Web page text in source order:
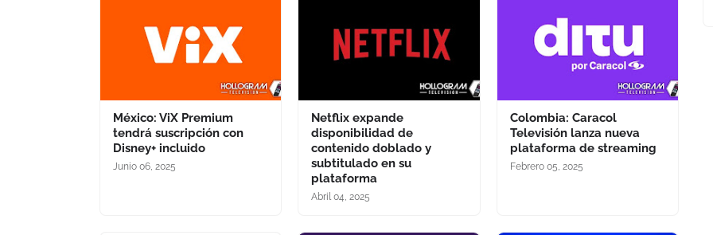
México: ViX Premium
tendrá suscripción con
Disney+ incluido
Junio 06, 2025
Netflix expande
disponibilidad de
contenido doblado y
subtitulado en su
plataforma
Abril 04, 2025
Colombia: Caracol
Televisión lanza nueva
plataforma de streaming
Febrero 05, 2025